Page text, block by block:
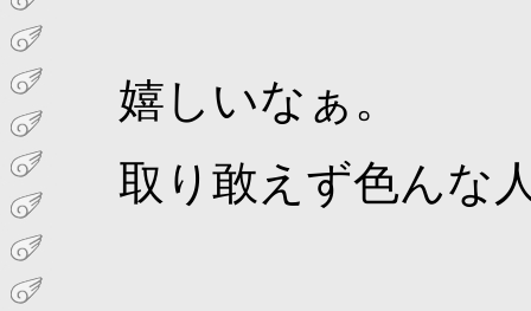
嬉しいなぁ。
取り敢えず色んな